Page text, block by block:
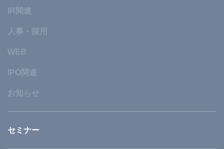
IR関連
人事・採用
WEB
IPO関連
お知らせ
セミナー